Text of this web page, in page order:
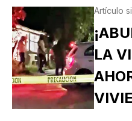
Artículo
LA